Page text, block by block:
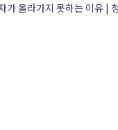
가 올라가지 못하는 이유 |